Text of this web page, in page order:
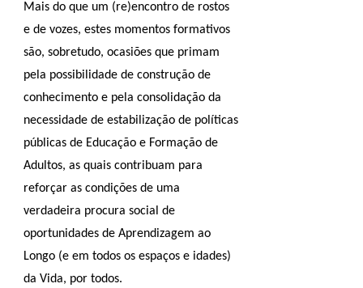
Mais do que um (re)encontro de rostos
e de vozes, estes momentos formativos
são, sobretudo, ocasiões que primam
pela possibilidade de construção de
conhecimento e pela consolidação da
necessidade de estabilização de políticas
públicas de Educação e Formação de
Adultos, as quais contribuam para
reforçar as condições de uma
verdadeira procura social de
oportunidades de Aprendizagem ao
Longo (e em todos os espaços e idades)
da Vida, por todos.